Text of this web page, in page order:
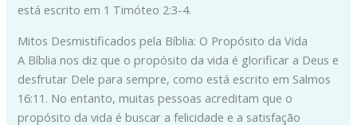
está escrito em 1 Timóteo 2:3-4.
Mitos Desmistificados pela Bíblia: O Propósito da Vida
A Bíblia nos diz que o propósito da vida é glorificar a Deus e
desfrutar Dele para sempre, como está escrito em Salmos
16:11. No entanto, muitas pessoas acreditam que o
propósito da vida é buscar a felicidade e a satisfação